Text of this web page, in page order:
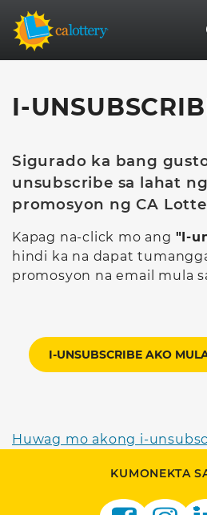
I-
Sigurado ka bang
unsubscribe sa lahat
promosyon ng CA
Kapag na-click mo ang "I-
hindi ka na dapat
promosyon na email mula
I-UNSUBSCRIBE AKO
Huwag mo akong i-
KUMONEKTA